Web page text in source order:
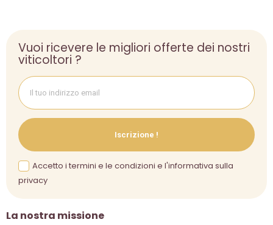
La nostra missione
Vuoi ricevere le migliori offerte dei nostri
viticoltori ?
Iscrizione !
Accetto i termini e le condizioni e l'informativa sulla
privacy